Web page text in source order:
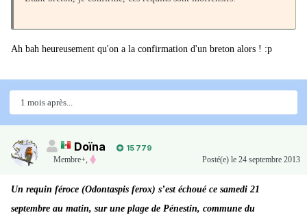
Ah bah heureusement qu'on a la confirmation d'un breton alors ! :p
1 mois après...
Doïna
15 779
Membre+,
Posté(e) le 24 septembre 2013
Un requin féroce (Odontaspis ferox) s’est échoué ce samedi 21
septembre au matin, sur une plage de Pénestin, commune du